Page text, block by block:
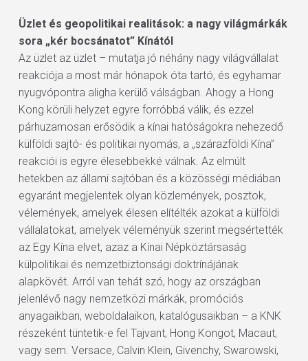
Üzlet és geopolitikai realitások: a nagy világmárkák
sora „kér bocsánatot” Kínától
Az üzlet az üzlet – mutatja jó néhány nagy világvállalat
reakciója a most már hónapok óta tartó, és egyhamar
nyugvópontra aligha kerülő válságban. Ahogy a Hong
Kong körüli helyzet egyre forróbbá válik, és ezzel
párhuzamosan erősödik a kínai hatóságokra nehezedő
külföldi sajtó- és politikai nyomás, a „szárazföldi Kína”
reakciói is egyre élesebbekké válnak. Az elmúlt
hetekben az állami sajtóban és a közösségi médiában
egyaránt megjelentek olyan közlemények, posztok,
vélemények, amelyek élesen elítélték azokat a külföldi
vállalatokat, amelyek véleményük szerint megsértették
az Egy Kína elvet, azaz a Kínai Népköztársaság
külpolitikai és nemzetbiztonsági doktrínájának
alapkövét. Arról van tehát szó, hogy az országban
jelenlévő nagy nemzetközi márkák, promóciós
anyagaikban, weboldalaikon, katalógusaikban – a KNK
részeként tüntetik-e fel Tajvant, Hong Kongot, Macaut,
vagy sem. Versace, Calvin Klein, Givenchy, Swarowski,